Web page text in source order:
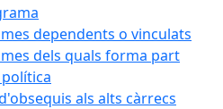
dependents o vinculats
dels quals forma part
als alts càrrecs